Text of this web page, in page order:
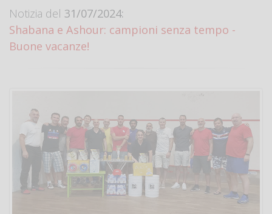
Notizia del 31/07/2024:
Shabana e Ashour: campioni senza tempo -
Buone vacanze!